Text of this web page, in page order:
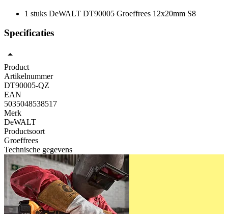
1 stuks DeWALT DT90005 Groeffrees 12x20mm S8
Specificaties
Product
Artikelnummer
DT90005-QZ
EAN
5035048538517
Merk
DeWALT
Productsoort
Groeffrees
Technische gegevens